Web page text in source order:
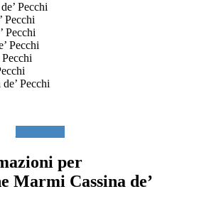
Pecchi
Pecchi
Pecchi
Pecchi
Pecchi
Pecchi
per
Marmi Cassina de’